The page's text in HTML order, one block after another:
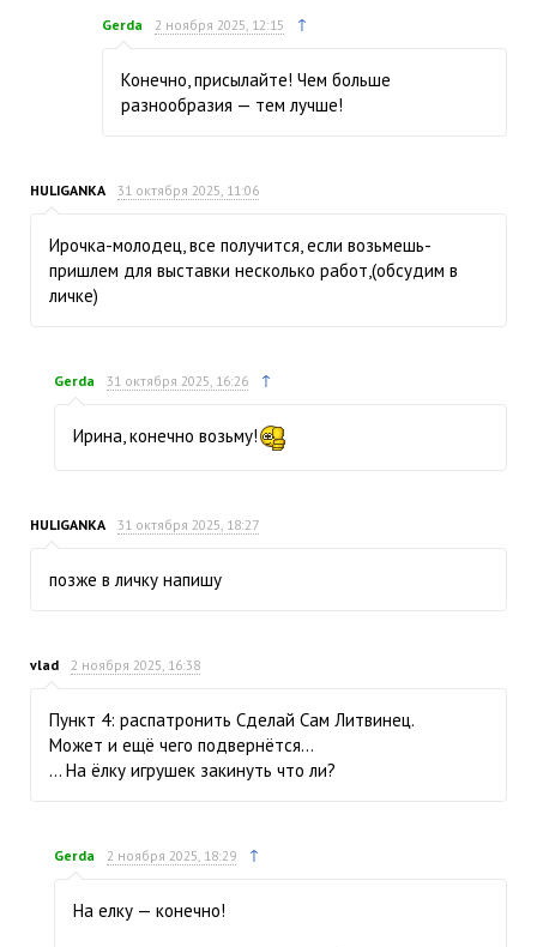
Gerda 2 ноября 2025, 12:15 ↑
Конечно, присылайте! Чем больше
разнообразия — тем лучше!
HULIGANKA 31 октября 2025, 11:06
Ирочка-молодец, все получится, если возьмешь-
пришлем для выставки несколько работ,(обсудим в
личке)
Gerda 31 октября 2025, 16:26 ↑
Ирина, конечно возьму!
HULIGANKA 31 октября 2025, 18:27
позже в личку напишу
vlad 2 ноября 2025, 16:38
Пункт 4: распатронить Сделай Сам Литвинец.
Может и ещё чего подвернётся…
… На ёлку игрушек закинуть что ли?
Gerda 2 ноября 2025, 18:29 ↑
На елку — конечно!